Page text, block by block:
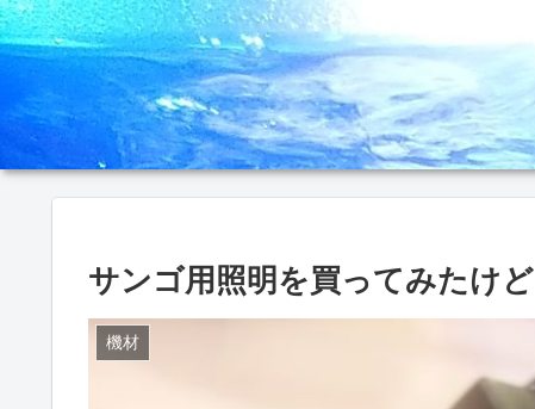
サンゴ用照明を買ってみたけど
機材